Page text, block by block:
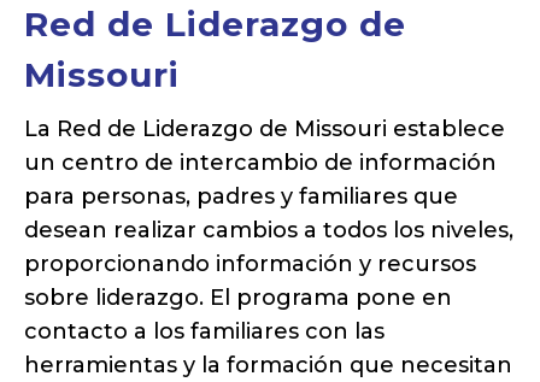
Red de Liderazgo de
Missouri
La Red de Liderazgo de Missouri establece
un centro de intercambio de información
para personas, padres y familiares que
desean realizar cambios a todos los niveles,
proporcionando información y recursos
sobre liderazgo. El programa pone en
contacto a los familiares con las
herramientas y la formación que necesitan